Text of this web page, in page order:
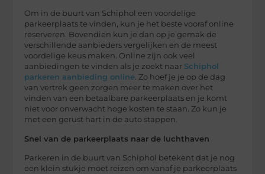
Om in de buurt van Schiphol een voordelige
parkeerplaats te vinden, kun je het beste vooraf online
reserveren. Bovendien kun je dan op je gemak de
verschillende aanbieders vergelijken en de meest
voordelige keus maken. Online zijn ook veel
aanbiedingen te vinden als je zoekt naar Schiphol
parkeren aanbieding online. Zo hoef je je op de dag
van vertrek geen zorgen meer te maken over het
vinden van een betaalbare parkeerplaats en je komt
niet voor onverwacht hoge kosten te staan. Zo kun je
met een gerust hart in de auto stappen.
Snel van de parkeerplaats naar de luchthaven
Parkeren in de buurt van Schiphol betekent dat je nog
een klein stukje moet reizen om vanaf je parkeerplaats